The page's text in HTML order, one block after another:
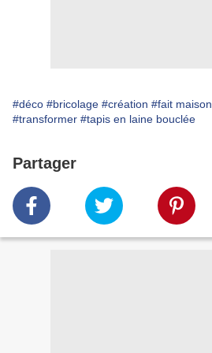
#déco #bricolage #création #fait maison
#transformer #tapis en laine bouclée
Partager